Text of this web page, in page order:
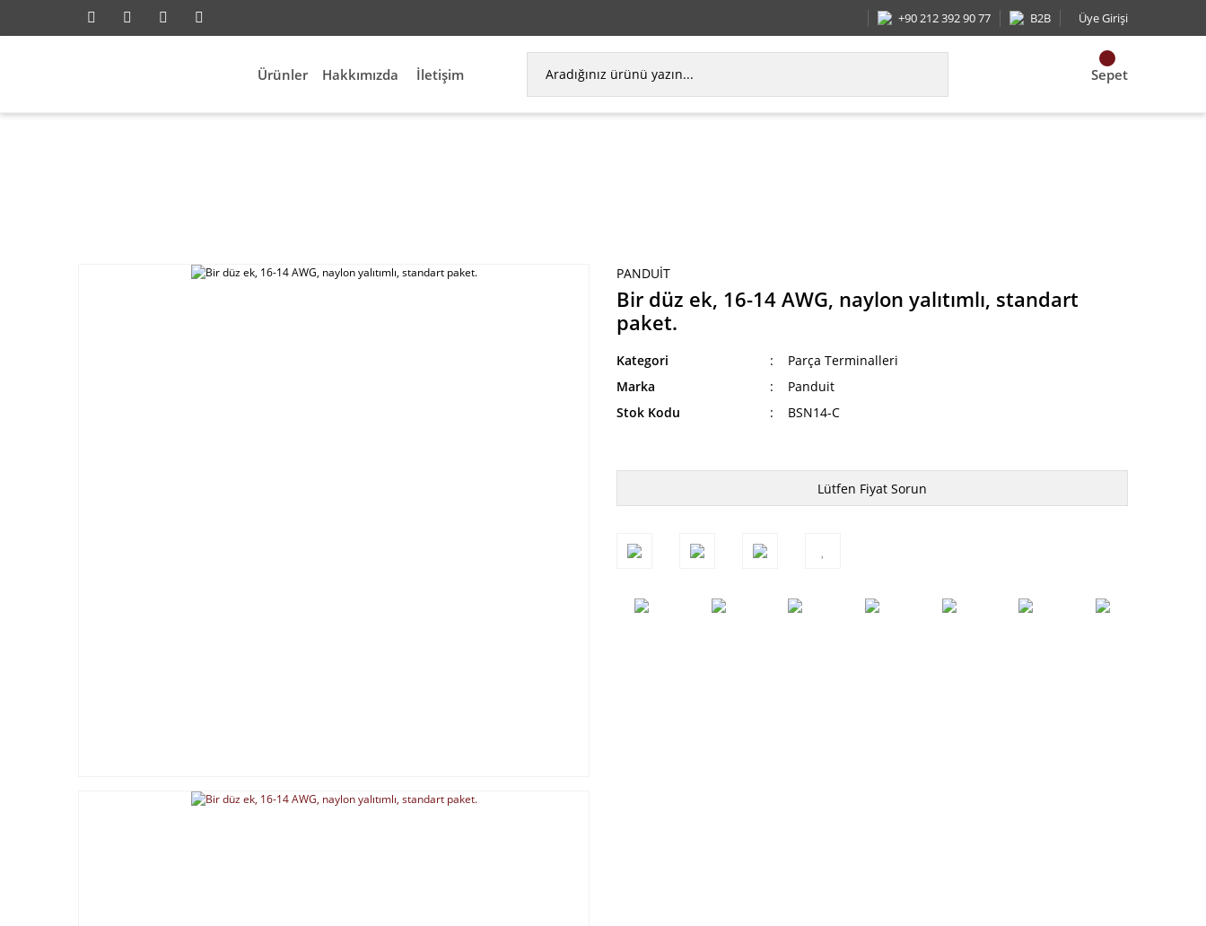
+90 212 392 90 77 B2B Üye Girişi
Ürünler Hakkımızda İletişim Sepet
PANDUIT
Bir düz ek, 16-14 AWG, naylon yalıtımlı, standart
paket.
Kategori
Parça Terminalleri
Marka
Panduit
Stok Kodu
BSN14-C
Lütfen Fiyat Sorun